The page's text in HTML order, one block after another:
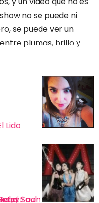
no se puede ni
se puede ver un
plumas, brillo y